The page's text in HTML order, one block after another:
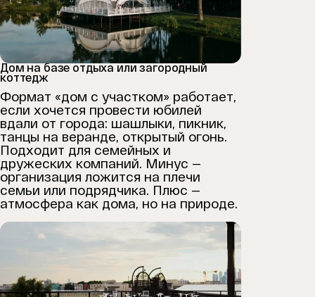
Дом на базе отдыха или загородный
коттедж
Формат «дом с участком» работает,
если хочется провести юбилей
вдали от города: шашлыки, пикник,
танцы на веранде, открытый огонь.
Подходит для семейных и
дружеских компаний. Минус —
организация ложится на плечи
семьи или подрядчика. Плюс —
атмосфера как дома, но на природе.